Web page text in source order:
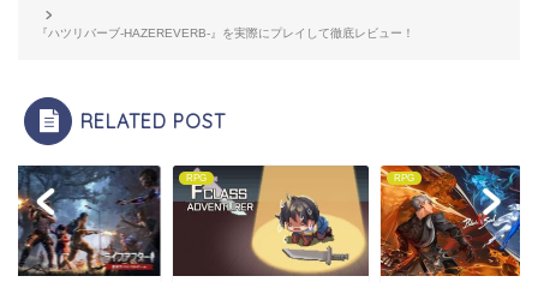
『ハツリバーブ-HAZEREVERB-』を実際にプレイして徹底レビュー！
RELATED POST
RPG RPG